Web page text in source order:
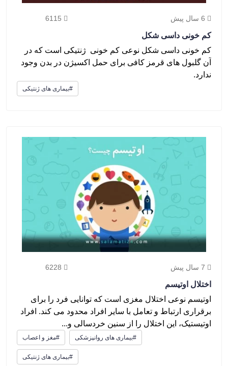
6 سال پیش 6115
کم خونی داسی شکل
کم خونی داسی شکل نوعی کم خونی ژنتیکی است که در
آن گلبول های قرمز کافی برای حمل اکسیژن در بدن وجود
ندارد.
#بیماری های ژنتیکی
7 سال پیش 6228
اختلال اوتیسم
اوتیسم نوعی اختلال مغزی است که توانایی فرد را برای
برقراری ارتباط و تعامل با سایر افراد محدود می کند. افراد
اوتیستیک، این اختلال را از سنین خردسالی و...
#مغز و اعصاب #بیماری های روانپزشکی
#بیماری های ژنتیکی